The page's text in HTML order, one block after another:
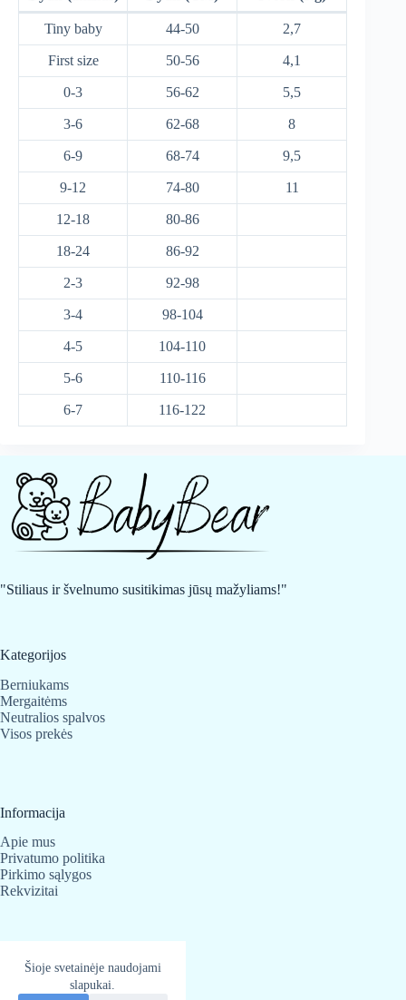
Šioje svetainėje naudojami
slapukai.
Tiny baby 44-50 2,7
First size 50-56 4,1
0-3 56-62 5,5
3-6 62-68 8
6-9 68-74 9,5
9-12 74-80 11
12-18 80-86
18-24 86-92
2-3 92-98
3-4 98-104
4-5 104-110
5-6 110-116
6-7 116-122
"Stiliaus ir švelnumo susitikimas jūsų mažyliams!"
Kategorijos
Berniukams
Mergaitėms
Neutralios spalvos
Visos prekės
Informacija
Apie mus
Privatumo politika
Pirkimo sąlygos
Rekvizitai
Kontaktai